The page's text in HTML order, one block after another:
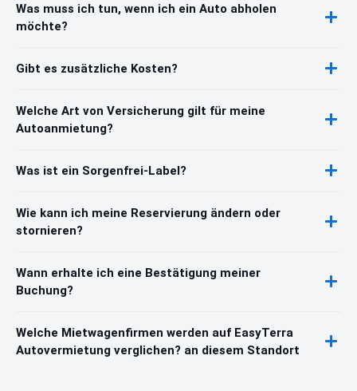
Was muss ich tun, wenn ich ein Auto abholen
möchte?
Gibt es zusätzliche Kosten?
Welche Art von Versicherung gilt für meine
Autoanmietung?
Was ist ein Sorgenfrei-Label?
Wie kann ich meine Reservierung ändern oder
stornieren?
Wann erhalte ich eine Bestätigung meiner
Buchung?
Welche Mietwagenfirmen werden auf EasyTerra
Autovermietung verglichen? an diesem Standort